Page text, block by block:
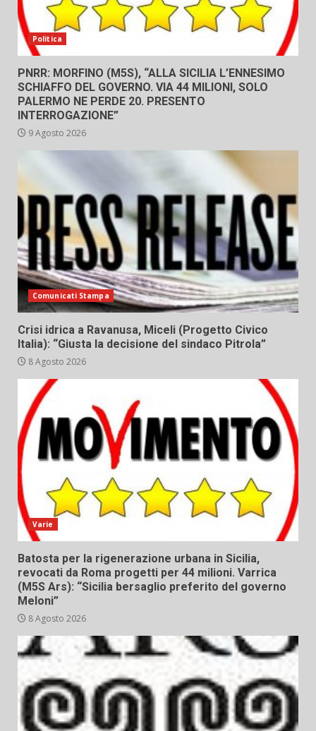
Politica
PNRR: MORFINO (M5S), “ALLA SICILIA L’ENNESIMO
SCHIAFFO DEL GOVERNO. VIA 44 MILIONI, SOLO
PALERMO NE PERDE 20. PRESENTO
INTERROGAZIONE”
9 Agosto 2026
Comunicati Stampa
Crisi idrica a Ravanusa, Miceli (Progetto Civico
Italia): “Giusta la decisione del sindaco Pitrola”
8 Agosto 2026
Varie
Batosta per la rigenerazione urbana in Sicilia,
revocati da Roma progetti per 44 milioni. Varrica
(M5S Ars): “Sicilia bersaglio preferito del governo
Meloni”
8 Agosto 2026